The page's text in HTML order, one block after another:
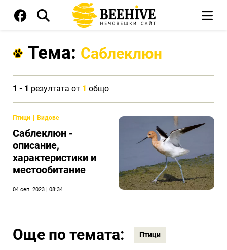
Тема: Саблеклюн
1 - 1 резултата от 1 общо
Птици Видове
Саблеклюн -
описание,
характеристики и
местообитание
04 сеп. 2023 | 08:34
Още по темата: Птици